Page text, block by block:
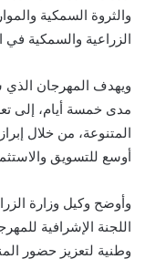
والثروة السمكية
الزراعية والسمكية في
ويهدف المهرجان
مدى خمسة أيام، إلى
المتنوعة، من خلال
أوسع للتسويق
وأوضح وكيل وزارة
اللجنة الإشرافية
وطنية لتعزيز حضور